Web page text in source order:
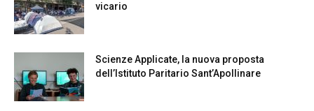
vicario
Scienze Applicate, la nuova proposta
dell’Istituto Paritario Sant’Apollinare